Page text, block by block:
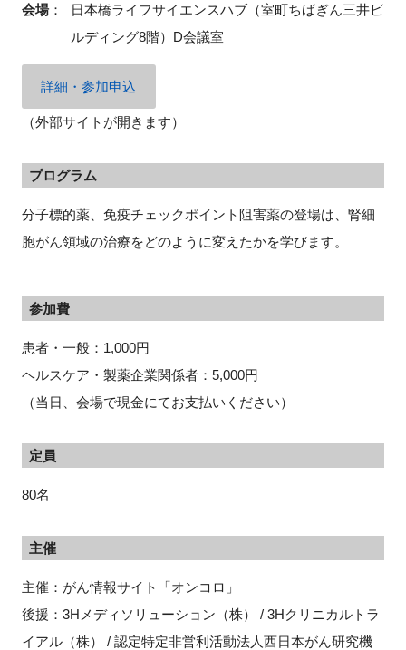
閉じる
会場：
日本橋ライフサイエンスハブ（室町ちばぎん三井ビ
ルディング8階）D会議室
詳細・参加申込
（外部サイトが開きます）
プログラム
分子標的薬、免疫チェックポイント阻害薬の登場は、腎細
胞がん領域の治療をどのように変えたかを学びます。
参加費
患者・一般：1,000円
ヘルスケア・製薬企業関係者：5,000円
（当日、会場で現金にてお支払いください）
定員
80名
主催
主催：がん情報サイト「オンコロ」
後援：3Hメディソリューション（株） / 3Hクリニカルトラ
イアル（株） / 認定特定非営利活動法人西日本がん研究機